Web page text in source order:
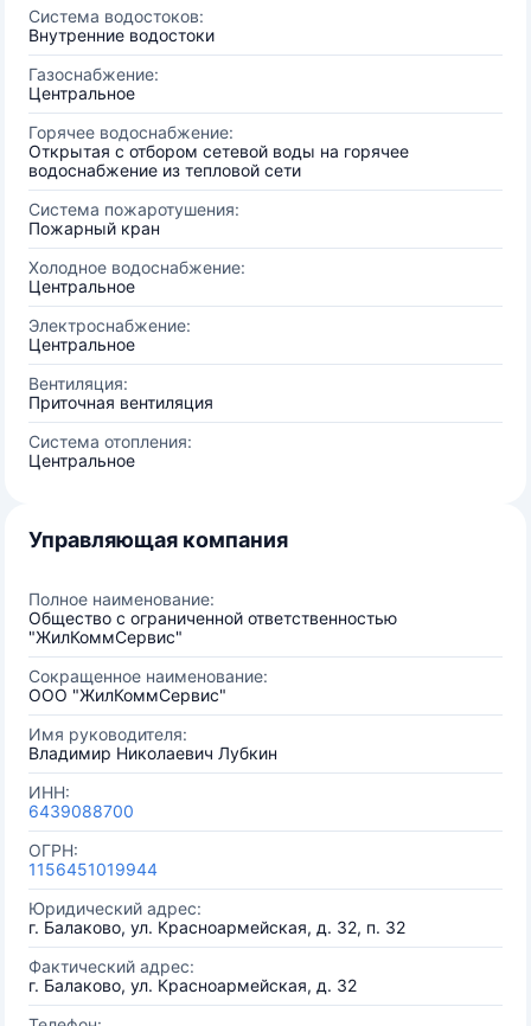
Система водостоков:
Внутренние водостоки
Газоснабжение:
Центральное
Горячее водоснабжение:
Открытая с отбором сетевой воды на горячее
водоснабжение из тепловой сети
Система пожаротушения:
Пожарный кран
Холодное водоснабжение:
Центральное
Электроснабжение:
Центральное
Вентиляция:
Приточная вентиляция
Система отопления:
Центральное
Управляющая компания
Полное наименование:
Общество с ограниченной ответственностью
"ЖилКоммСервис"
Сокращенное наименование:
ООО "ЖилКоммСервис"
Имя руководителя:
Владимир Николаевич Лубкин
ИНН:
6439088700
ОГРН:
1156451019944
Юридический адрес:
г. Балаково, ул. Красноармейская, д. 32, п. 32
Фактический адрес:
г. Балаково, ул. Красноармейская, д. 32